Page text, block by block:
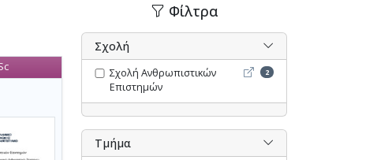
Φίλτρα
Σχολή
Σχολή Ανθρωπιστικών
Επιστημών
Σχολή Ανθρωπιστικών
2
Τμήμα